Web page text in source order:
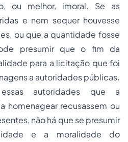
ou melhor, imoral. Se as
e nem sequer houvesse
ou que a quantidade fosse
presumir que o fim da
para a licitação que foi
a autoridades públicas.
autoridades que a
homenagear recusassem ou
não há que se presumir
e a moralidade do